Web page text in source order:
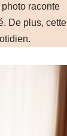
raconte
De plus, cette